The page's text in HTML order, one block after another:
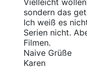
Vielleicht
sondern das
Ich weiß es
Serien nicht.
Filmen.
Naive Grüße
Karen